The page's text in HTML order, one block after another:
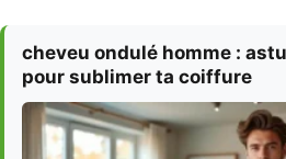
cheveu ondulé homme :
pour sublimer ta coiffure